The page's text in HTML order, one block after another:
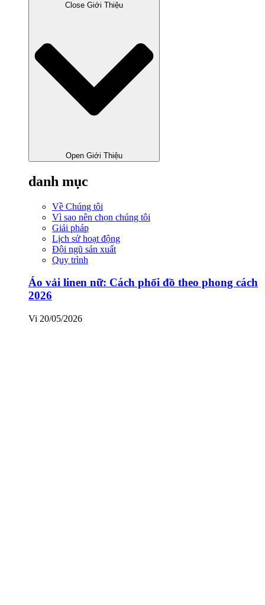
Close Giới Thiệu
Open Giới Thiệu
danh mục
Về Chúng tôi
Vì sao nên chọn chúng tôi
Giải pháp
Lịch sử hoạt động
Đội ngũ sản xuất
Quy trình
Áo vải linen nữ: Cách phối đồ theo phong cách
2026
Vi 20/05/2026